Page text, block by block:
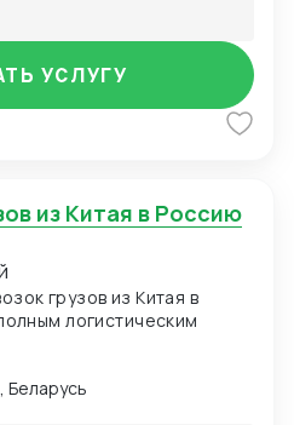
УСЛУГУ
грузов из Китая в
логистическим
Беларусь